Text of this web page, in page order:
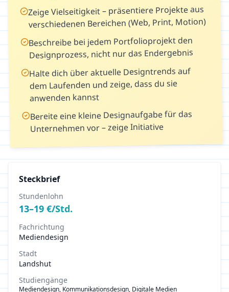
Zeige Vielseitigkeit – präsentiere Projekte aus
verschiedenen Bereichen (Web, Print, Motion)
Beschreibe bei jedem Portfolioprojekt den
Designprozess, nicht nur das Endergebnis
Halte dich über aktuelle Designtrends auf
dem Laufenden und zeige, dass du sie
anwenden kannst
Bereite eine kleine Designaufgabe für das
Unternehmen vor – zeige Initiative
Steckbrief
Stundenlohn
13–19 €/Std.
Fachrichtung
Mediendesign
Stadt
Landshut
Studiengänge
Mediendesign, Kommunikationsdesign, Digitale Medien